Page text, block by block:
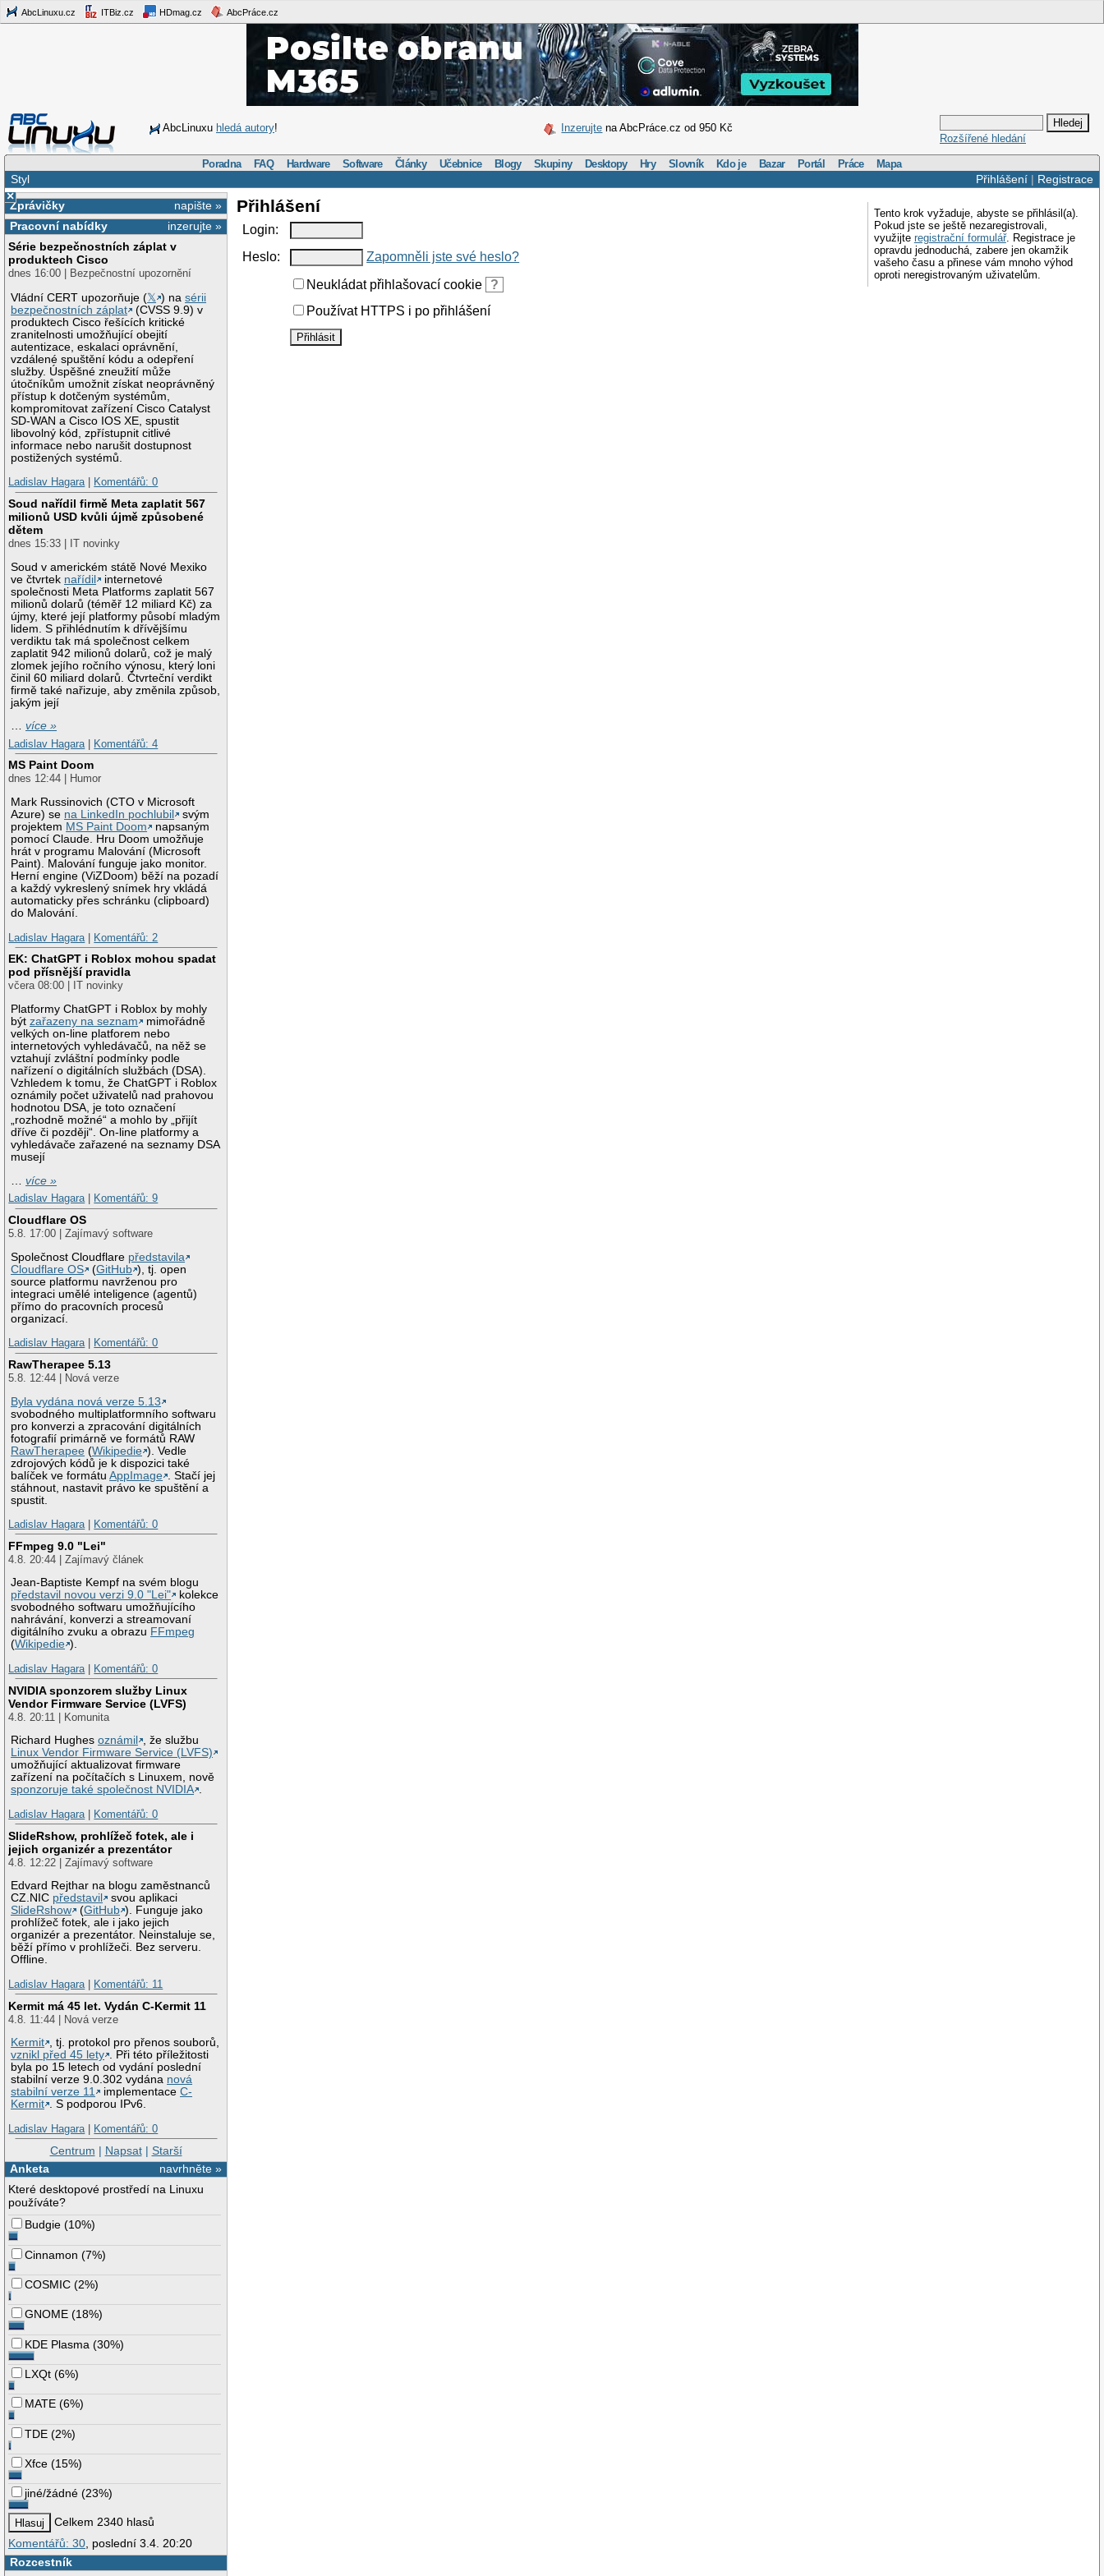
AbcLinuxu.cz ITBiz.cz HDmag.cz AbcPráce.cz
AbcLinuxu hledá autory! Inzerujte na AbcPráce.cz od 950 Kč
Rozšířené hledání
Poradna FAQ Hardware Software Články Učebnice Blogy Skupiny Desktopy Hry Slovník Kdo je Bazar Portál Práce Mapa
Přihlášení| Registrace
Styl
×
napište »
Zprávičky
inzerujte »
Pracovní nabídky
Série bezpečnostních záplat v
produktech Cisco
dnes 16:00 | Bezpečnostní upozornění
Vládní CERT upozorňuje (𝕏 ) nasérii
bezpečnostních záplat
(CVSS 9.9) v
produktech Cisco řešících kritické
zranitelnosti umožňující obejití
autentizace, eskalaci oprávnění,
vzdálené spuštění kódu a odepření
služby. Úspěšné zneužití může
útočníkům umožnit získat neoprávněný
přístup k dotčeným systémům,
kompromitovat zařízení Cisco Catalyst
SD-WAN a Cisco IOS XE, spustit
libovolný kód, zpřístupnit citlivé
informace nebo narušit dostupnost
postižených systémů.
Ladislav Hagara| Komentářů: 0
Soud nařídil firmě Meta zaplatit 567
milionů USD kvůli újmě způsobené
dětem
dnes 15:33 | IT novinky
Soud v americkém státě Nové Mexiko
ve čtvrtek nařídil
internetové
společnosti Meta Platforms zaplatit 567
milionů dolarů (téměř 12 miliard Kč) za
újmy, které její platformy působí mladým
lidem. S přihlédnutím k dřívějšímu
verdiktu tak má společnost celkem
zaplatit 942 milionů dolarů, což je malý
zlomek jejího ročního výnosu, který loni
činil 60 miliard dolarů. Čtvrteční verdikt
firmě také nařizuje, aby změnila způsob,
jakým její
…více »
Ladislav Hagara
Komentářů: 4
MS Paint Doom
dnes 12:44 | Humor
Mark Russinovich (CTO v Microsoft
Azure) se na LinkedIn pochlubil
svým
projektem MS Paint Doom
napsaným
pomocí Claude. Hru Doom umožňuje
hrát v programu Malování (Microsoft
Paint). Malování funguje jako monitor.
Herní engine (ViZDoom) běží na pozadí
a každý vykreslený snímek hry vkládá
automaticky přes schránku (clipboard)
do Malování.
Ladislav Hagara
Komentářů: 2
EK: ChatGPT i Roblox mohou spadat
pod přísnější pravidla
včera 08:00 | IT novinky
Platformy ChatGPT i Roblox by mohly
býtzařazeny na seznam
mimořádně
velkých on-line platforem nebo
internetových vyhledávačů, na něž se
vztahují zvláštní podmínky podle
nařízení o digitálních službách (DSA).
Vzhledem k tomu, že ChatGPT i Roblox
oznámily počet uživatelů nad prahovou
hodnotou DSA, je toto označení
„rozhodně možné“ a mohlo by „přijít
dříve či později“. On-line platformy a
vyhledávače zařazené na seznamy DSA
musejí
…více »
Ladislav Hagara| Komentářů: 9
Cloudflare OS
5.8. 17:00 | Zajímavý software
Společnost Cloudflare představila
Cloudflare OS
(GitHub ), tj. open
source platformu navrženou pro
integraci umělé inteligence (agentů)
přímo do pracovních procesů
organizací.
Ladislav Hagara| Komentářů: 0
RawTherapee 5.13
5.8. 12:44 | Nová verze
Byla vydána nová verze 5.13
svobodného multiplatformního softwaru
pro konverzi a zpracování digitálních
fotografií primárně ve formátů RAW
RawTherapee (Wikipedie ). Vedle
zdrojových kódů je k dispozici také
balíček ve formátuAppImage
. Stačí jej
stáhnout, nastavit právo ke spuštění a
spustit.
Ladislav Hagara| Komentářů: 0
FFmpeg 9.0 "Lei"
4.8. 20:44 | Zajímavý článek
Jean-Baptiste Kempf na svém blogu
představil novou verzi 9.0 "Lei"
kolekce
svobodného softwaru umožňujícího
nahrávání, konverzi a streamovaní
digitálního zvuku a obrazu FFmpeg
(Wikipedie ).
Ladislav Hagara| Komentářů: 0
NVIDIA sponzorem služby Linux
Vendor Firmware Service (LVFS)
4.8. 20:11 | Komunita
Richard Hughesoznámil
, že službu
Linux Vendor Firmware Service (LVFS)
umožňující aktualizovat firmware
zařízení na počítačích s Linuxem, nově
sponzoruje také společnost NVIDIA .
Ladislav Hagara| Komentářů: 0
SlideRshow, prohlížeč fotek, ale i
jejich organizér a prezentátor
4.8. 12:22 | Zajímavý software
Edvard Rejthar na blogu zaměstnanců
CZ.NIC představil
svou aplikaci
SlideRshow
(GitHub ). Funguje jako
prohlížeč fotek, ale i jako jejich
organizér a prezentátor. Neinstaluje se,
běží přímo v prohlížeči. Bez serveru.
Offline.
Ladislav Hagara| Komentářů: 11
Kermit má 45 let. Vydán C-Kermit 11
4.8. 11:44 | Nová verze
Kermit , tj. protokol pro přenos souborů,
vznikl před 45 lety . Při této příležitosti
byla po 15 letech od vydání poslední
stabilní verze 9.0.302 vydána nová
stabilní verze 11
implementaceC-
Kermit . S podporou IPv6.
Ladislav Hagara| Komentářů: 0
Centrum | Napsat| Starší
navrhněte »
Anketa
Které desktopové prostředí na Linuxu
používáte?
Budgie (10%)
Cinnamon (7%)
COSMIC (2%)
GNOME (18%)
KDE Plasma (30%)
LXQt (6%)
MATE (6%)
TDE (2%)
Xfce (15%)
jiné/žádné (23%)
Celkem 2340 hlasů
Komentářů: 30 , poslední 3.4. 20:20
Rozcestník
Tento krok vyžaduje, abyste se přihlásil(a).
Pokud jste se ještě nezaregistrovali,
využijte registrační formulář. Registrace je
opravdu jednoduchá, zabere jen okamžik
vašeho času a přinese vám mnoho výhod
oproti neregistrovaným uživatelům.
Přihlášení
Login:
Heslo:
Zapomněli jste své heslo?
Neukládat přihlašovací cookie
?
Používat HTTPS i po přihlášení